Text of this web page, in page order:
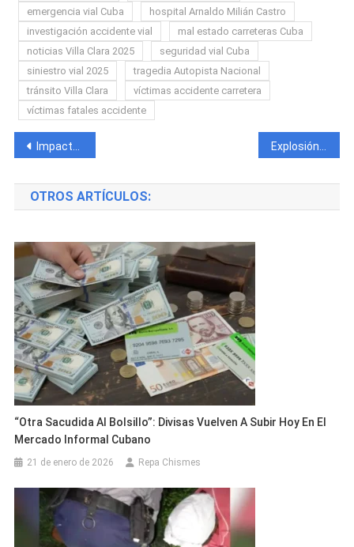
emergencia vial Cuba
hospital Arnaldo Milián Castro
investigación accidente vial
mal estado carreteras Cuba
noticias Villa Clara 2025
seguridad vial Cuba
siniestro vial 2025
tragedia Autopista Nacional
tránsito Villa Clara
víctimas accidente carretera
víctimas fatales accidente
Navegación
de
entradas
Impactante accidente entre una rastra, una guagua y un carro de turismo en Matanzas Explosión de transformador en Guantánamo tras presunto brusco aumento de voltaje
OTROS ARTÍCULOS:
“Otra Sacudida Al Bolsillo”: Divisas Vuelven A Subir Hoy En El
Mercado Informal Cubano
21 de enero de 2026 Repa Chismes